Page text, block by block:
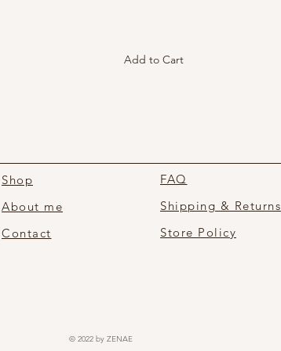
Add to Cart
Shop
About me
Contact
FAQ
Shipping & Returns
Store Policy
© 2022 by ZENAE